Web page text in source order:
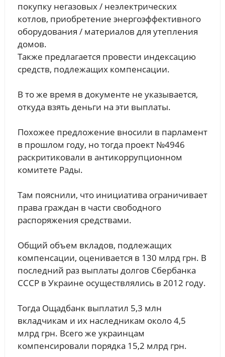
покупку негазовых / неэлектрических
котлов, приобретение энергоэффективного
оборудования / материалов для утепления
домов.
Также предлагается провести индексацию
средств, подлежащих компенсации.
В то же время в документе не указывается,
откуда взять деньги на эти выплаты.
Похожее предложение вносили в парламент
в прошлом году, но тогда проект №4946
раскритиковали в антикоррупционном
комитете Рады.
Там пояснили, что инициатива ограничивает
права граждан в части свободного
распоряжения средствами.
Общий объем вкладов, подлежащих
компенсации, оценивается в 130 млрд грн. В
последний раз выплаты долгов Сбербанка
СССР в Украине осуществлялись в 2012 году.
Тогда Ощадбанк выплатил 5,3 млн
вкладчикам и их наследникам около 4,5
млрд грн. Всего же украинцам
компенсировали порядка 15,2 млрд грн.